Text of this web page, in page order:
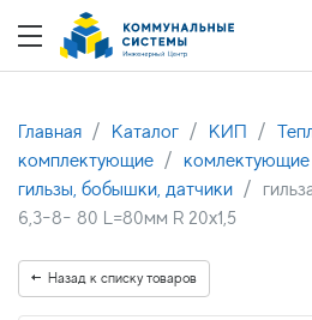
Главная Каталог КИП
комплектующие
комлектующие
гильзы, бобышки, датчики
6,3-8- 80 L=80мм R 20х1,5
Назад к списку товаров